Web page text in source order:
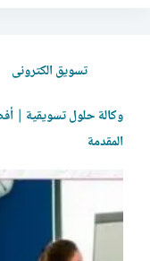
تسويق الكترونى
وكالة حلول تسويقية |
المقدمة